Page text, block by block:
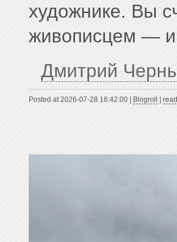
художнике. Вы
живописцем —
Дмитрий
Posted at 2026-07-28 16:42:00 | Blogroll